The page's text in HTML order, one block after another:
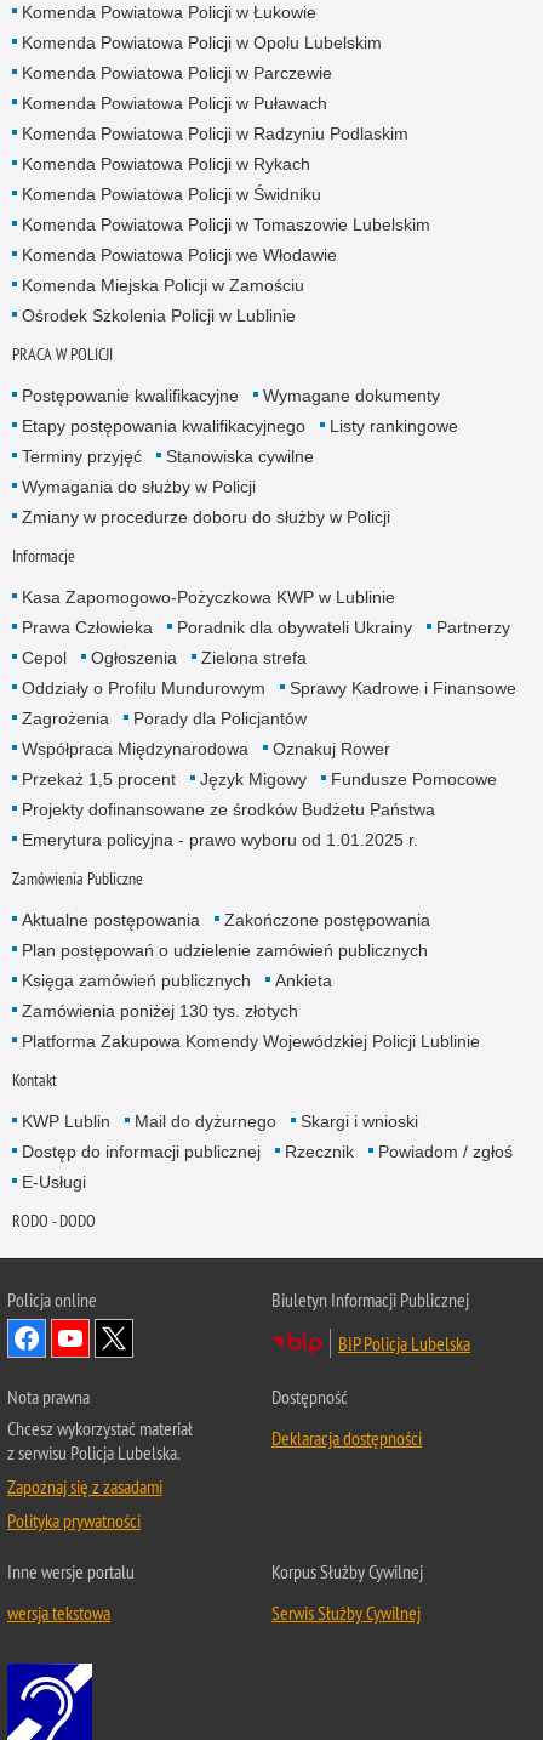
Komenda Powiatowa Policji w Łukowie
Komenda Powiatowa Policji w Opolu Lubelskim
Komenda Powiatowa Policji w Parczewie
Komenda Powiatowa Policji w Puławach
Komenda Powiatowa Policji w Radzyniu Podlaskim
Komenda Powiatowa Policji w Rykach
Komenda Powiatowa Policji w Świdniku
Komenda Powiatowa Policji w Tomaszowie Lubelskim
Komenda Powiatowa Policji we Włodawie
Komenda Miejska Policji w Zamościu
Ośrodek Szkolenia Policji w Lublinie
PRACA W POLICJI
Postępowanie kwalifikacyjne
Wymagane dokumenty
Etapy postępowania kwalifikacyjnego
Listy rankingowe
Terminy przyjęć
Stanowiska cywilne
Wymagania do służby w Policji
Zmiany w procedurze doboru do służby w Policji
Informacje
Kasa Zapomogowo-Pożyczkowa KWP w Lublinie
Prawa Człowieka
Poradnik dla obywateli Ukrainy
Partnerzy
Cepol
Ogłoszenia
Zielona strefa
Oddziały o Profilu Mundurowym
Sprawy Kadrowe i Finansowe
Zagrożenia
Porady dla Policjantów
Współpraca Międzynarodowa
Oznakuj Rower
Przekaż 1,5 procent
Język Migowy
Fundusze Pomocowe
Projekty dofinansowane ze środków Budżetu Państwa
Emerytura policyjna - prawo wyboru od 1.01.2025 r.
Zamówienia Publiczne
Aktualne postępowania
Zakończone postępowania
Plan postępowań o udzielenie zamówień publicznych
Księga zamówień publicznych
Ankieta
Zamówienia poniżej 130 tys. złotych
Platforma Zakupowa Komendy Wojewódzkiej Policji Lublinie
Kontakt
KWP Lublin Mail do dyżurnego
Skargi i wnioski
Dostęp do informacji publicznej
Rzecznik
Powiadom / zgłoś
E-Usługi
RODO - DODO
Policja online
Biuletyn Informacji Publicznej
BIP Policja Lubelska
Nota prawna
Chcesz wykorzystać materiał
z serwisu Policja Lubelska.
Zapoznaj się z zasadami
Polityka prywatności
Dostępność
Deklaracja dostępności
Inne wersje portalu
wersja tekstowa
Korpus Służby Cywilnej
Serwis Służby Cywilnej